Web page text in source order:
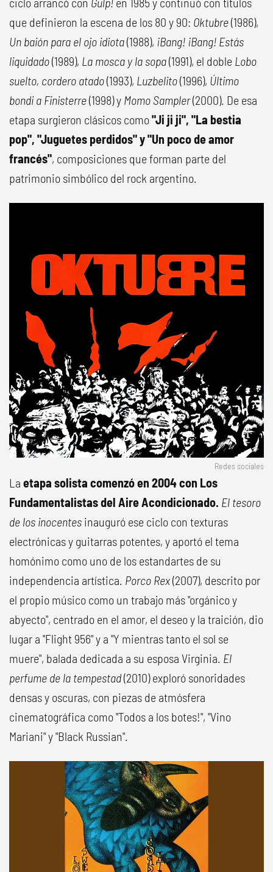
que definieron la escena de los 80 y 90: Oktubre(1986),
Un baión para el ojo idiota(1988), ¡Bang! ¡Bang! Estás
liquidado(1989), La mosca y la sopa(1991), el doble Lobo
suelto, cordero atado(1993), Luzbelito(1996), Último
bondi a Finisterre(1998) y Momo Sampler(2000). De esa
etapa surgieron clásicos como"Ji ji ji", "La bestia
pop", "Juguetes perdidos" y "Un poco de amor
francés", composiciones que forman parte del
patrimonio simbólico del rock argentino.
Redes sociales
La etapa solista comenzó en 2004 con Los
Fundamentalistas del Aire Acondicionado. El tesoro
de los inocentes inauguró ese ciclo con texturas
electrónicas y guitarras potentes, y aportó el tema
homónimo como uno de los estandartes de su
independencia artística. Porco Rex(2007), descrito por
el propio músico como un trabajo más "orgánico y
abyecto", centrado en el amor, el deseo y la traición, dio
lugar a "Flight 956" y a "Y mientras tanto el sol se
muere", balada dedicada a su esposa Virginia. El
perfume de la tempestad(2010) exploró sonoridades
densas y oscuras, con piezas de atmósfera
cinematográfica como "Todos a los botes!", "Vino
Mariani" y "Black Russian".